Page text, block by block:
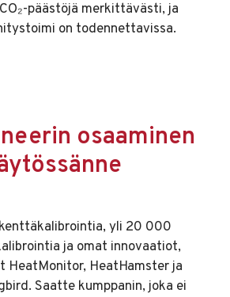
päästöjä merkittävästi, ja
on todennettavissa.
osaaminen
yli 20 000
ja omat innovaatiot,
HeatMonitor, HeatHamster ja
Saatte kumppanin, joka ei